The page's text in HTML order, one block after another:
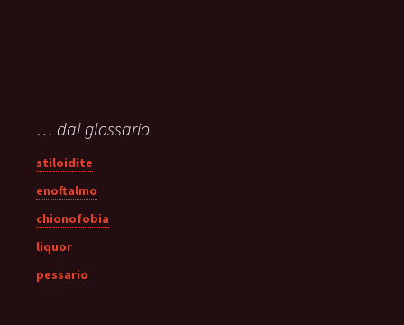
… dal glossario
stiloidite
enoftalmo
chionofobia
liquor
pessario